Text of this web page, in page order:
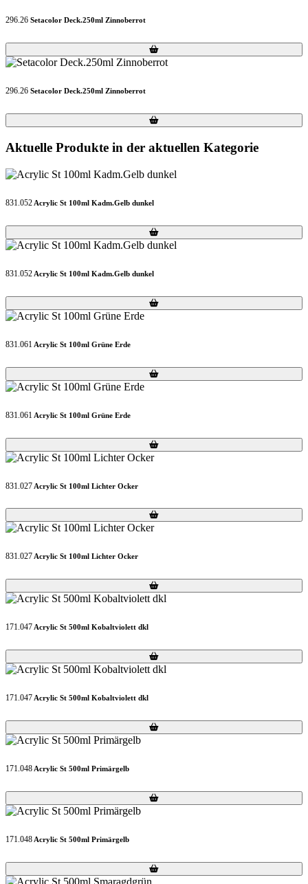
296.26 Setacolor Deck.250ml Zinnoberrot
Loading...
Loading...
296.26 Setacolor Deck.250ml Zinnoberrot
Loading...
Loading...
Aktuelle Produkte in der aktuellen Kategorie
831.052 Acrylic St 100ml Kadm.Gelb dunkel
Loading...
Loading...
831.052 Acrylic St 100ml Kadm.Gelb dunkel
Loading...
Loading...
831.061 Acrylic St 100ml Grüne Erde
Loading...
Loading...
831.061 Acrylic St 100ml Grüne Erde
Loading...
Loading...
831.027 Acrylic St 100ml Lichter Ocker
Loading...
Loading...
831.027Acrylic St 100ml Lichter Ocker
Loading...
Loading...
171.047 Acrylic St 500ml Kobaltviolett dkl
Loading...
Loading...
171.047 Acrylic St 500ml Kobaltviolett dkl
Loading...
Loading...
171.048 Acrylic St 500ml Primärgelb
Loading...
Loading...
171.048 Acrylic St 500ml Primärgelb
Loading...
Loading...